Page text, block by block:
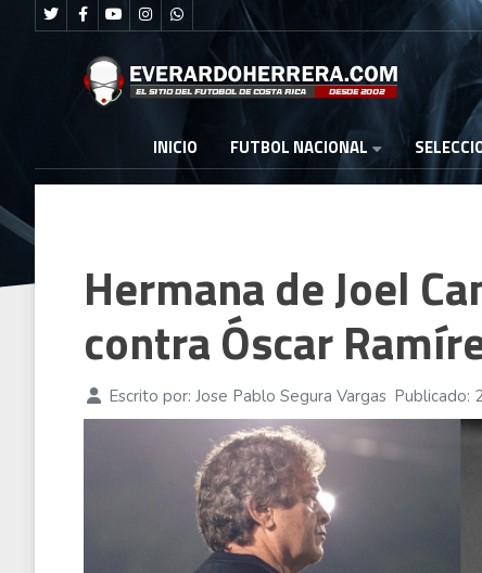
INICIO FUTBOL NACIONAL
Hermana de Joel
contra Óscar
Escrito por: Jose Pablo Segura Vargas Publicado: